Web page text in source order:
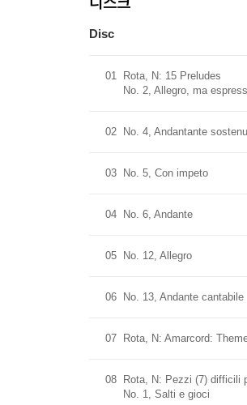
Disc
01
Rota, N: 15 Preludes
No. 2, Allegro, ma
02 No. 4, Andantante
03 No. 5, Con impeto
04 No. 6, Andante
05 No. 12, Allegro
06 No. 13, Andante cantabile
07 Rota, N: Amarcord:
08
Rota, N: Pezzi (7) difficili
No. 1, Salti e gioci